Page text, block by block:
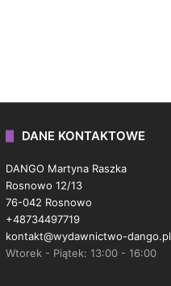
DANE KONTAKTOWE
DANGO Martyna Raszka
Rosnowo 12/13
76-042 Rosnowo
+48734497719
kontakt@wydawnictwo-dango.pl
Wtorek - Piątek: 13:00 - 16:00